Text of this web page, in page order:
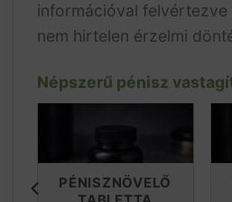
információval felvértezve
nem hirtelen érzelmi
Népszerű pénisz